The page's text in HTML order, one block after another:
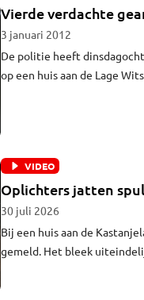
Vierde verdachte
3 januari 2012
De politie heeft
op een huis aan de Lage
VIDEO
Oplichters jatten
30 juli 2026
Bij een huis aan de
gemeld. Het bleek